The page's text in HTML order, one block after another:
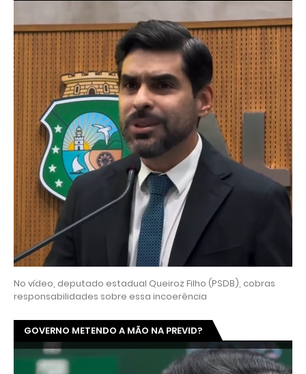
No vídeo, deputado estadual Queiroz Filho (PSDB), cobras
responsabilidades sobre essa incoerência
GOVERNO METENDO A MÃO NA PREVID?